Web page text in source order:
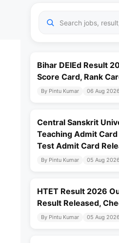
Bihar DElEd Result
Score Card, Rank
By Pintu Kumar 06 Aug 2026
Central Sanskrit
Teaching Admit
Test Admit Card
By Pintu Kumar 05 Aug 2026
HTET Result 2026
Result Released,
By Pintu Kumar 05 Aug 2026